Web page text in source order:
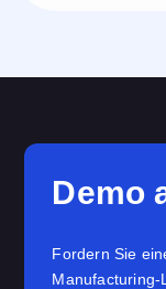
Demo
Fordern Sie
Manufacturing-